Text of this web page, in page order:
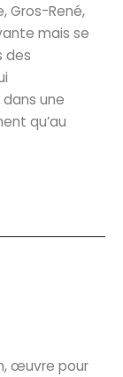
Gros-René,
mais se
des
une
qu’au
œuvre pour